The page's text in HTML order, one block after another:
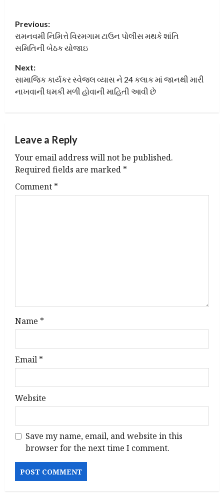
P
o
s
t
v
i
g
Previous:
રામનવમી નિમિત્તે વિરમગામ ટાઉન પોલીસ મથકે શાંતિ
સમિતિની બેઠક યોજાઇ
Next:
સામાજિક કાર્યકર સ્વેજલ વ્યાસ ને 24 કલાક માં જાનથી મારી
નાખવાની ધમકી મળી હોવાની માહિતી આવી છે
Leave a Reply
Your email address will not be published.
Required fields are marked *
Comment *
Name *
Email *
Website
Save my name, email, and website in this
browser for the next time I comment.